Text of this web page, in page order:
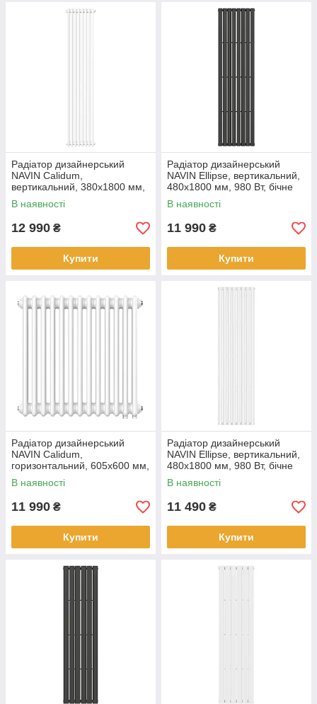
Радіатор дизайнерський
NAVIN Calidum,
вертикальний, 380x1800 мм,
1057 Вт, бічне підключення,
білий
В наявності
12 990 ₴
Купити
Радіатор дизайнерський
NAVIN Ellipse, вертикальний,
480x1800 мм, 980 Вт, бічне
підключення, чорний муар
В наявності
11 990 ₴
Купити
Радіатор дизайнерський
NAVIN Calidum,
горизонтальний, 605x600 мм,
757 Вт, нижнє підключення 50
мм, білий
В наявності
11 990 ₴
Купити
Радіатор дизайнерський
NAVIN Ellipse, вертикальний,
480x1800 мм, 980 Вт, бічне
підключення, білий
В наявності
11 490 ₴
Купити